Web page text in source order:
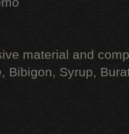
material and
Bibigon, Syrup,